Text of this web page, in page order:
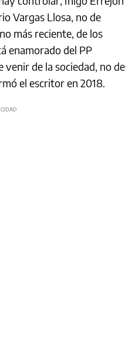
Vargas Llosa, no de
más reciente, de los
enamorado del PP
venir de la sociedad, no de
el escritor en 2018.